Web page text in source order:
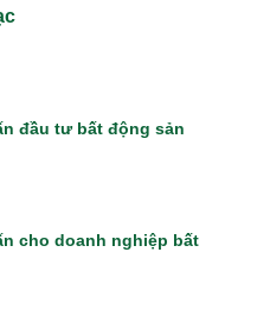
đầu tư bất động sản
cho doanh nghiệp bất